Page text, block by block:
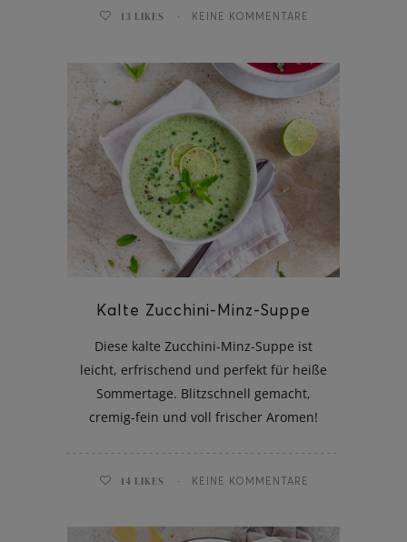
13 LIKES KEINE KOMMENTARE
Kalte Zucchini-Minz-Suppe
Diese kalte Zucchini-Minz-Suppe ist
leicht, erfrischend und perfekt für heiße
Sommertage. Blitzschnell gemacht,
cremig-fein und voll frischer Aromen!
14 LIKES KEINE KOMMENTARE